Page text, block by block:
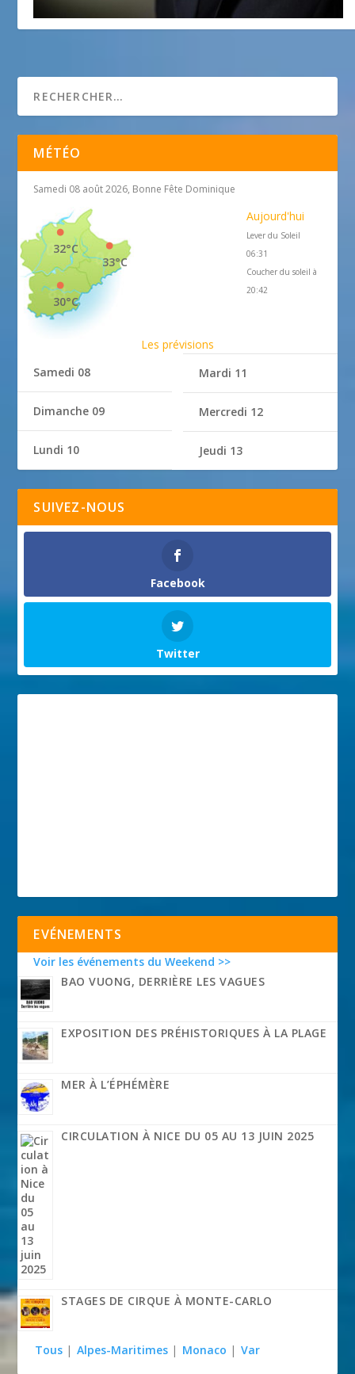
MÉTÉO
Samedi 08 août 2026, Bonne Fête Dominique
33°C
32°C
30°C
Aujourd'hui
Lever du Soleil
06:31
Coucher du soleil à
20:42
Les prévisions
Samedi 08
Dimanche 09
Lundi 10
Mardi 11
Mercredi 12
Jeudi 13
SUIVEZ-NOUS
Facebook
Twitter
EVÉNEMENTS
Voir les événements du Weekend >>
BAO VUONG, DERRIÈRE LES VAGUES
EXPOSITION DES PRÉHISTORIQUES À LA PLAGE
MER À L’ÉPHÉMÈRE
CIRCULATION À NICE DU 05 AU 13 JUIN 2025
STAGES DE CIRQUE À MONTE-CARLO
Tous | Alpes-Maritimes | Monaco | Var